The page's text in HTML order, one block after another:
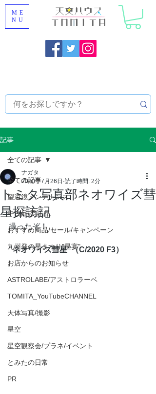
ME
NU
記事
全ての記事
望遠鏡メンテナンス
中古品/委託品
おすすめ商品/セール/キャンペーン
九州発の星まつり"星宴"
お店からのお知らせ
ASTROLABE/アストロラーベ
TOMITA_YouTubeCHANNEL
天体写真/撮影
星空
星空観察会/プラネ/イベント
とみたの日常
PR
全ての記事
トミタ写真部ネオワイズ彗
星探訪記
ナガタ
2020年7月26日 読了時間: 2分
撮ったぞ！
”ネオワイズ彗星”（C/2020 F3）